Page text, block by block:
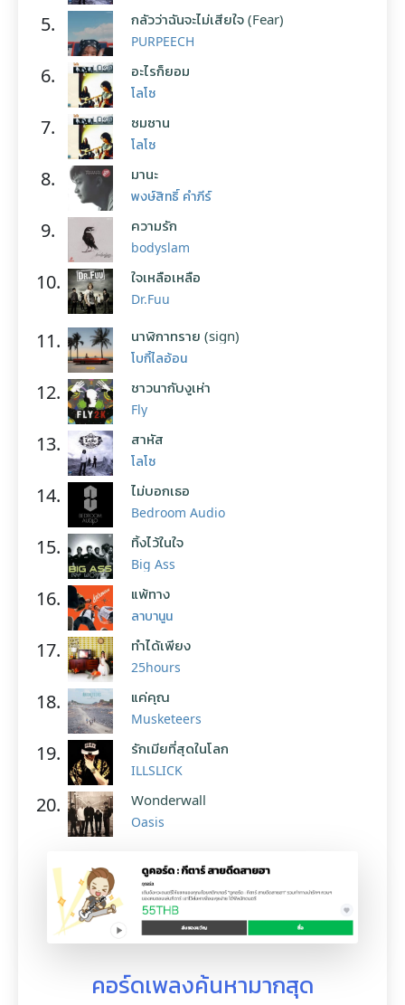
5. กลัวว่าฉันจะไม่เสียใจ (Fear)
PURPEECH
6. อะไรก็ยอม
โลโซ
7. ซมซาน
โลโซ
8. มานะ
พงษ์สิทธิ์ คำภีร์
9. ความรัก
bodyslam
10. ใจเหลือเหลือ
Dr.Fuu
11. นาฬิกาทราย (sign)
โบกี้ไลอ้อน
12. ชาวนากับงูเห่า
Fly
13. สาหัส
โลโซ
14. ไม่บอกเธอ
Bedroom Audio
15. ทิ้งไว้ในใจ
Big Ass
16. แพ้ทาง
ลาบานูน
17. ทำได้เพียง
25hours
18. แค่คุณ
Musketeers
19. รักเมียที่สุดในโลก
ILLSLICK
20. Wonderwall
Oasis
คอร์ดเพลงค้นหามากสุด